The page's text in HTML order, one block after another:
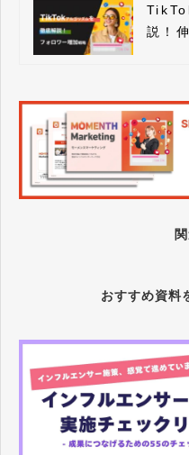
説！
おすすめ資料